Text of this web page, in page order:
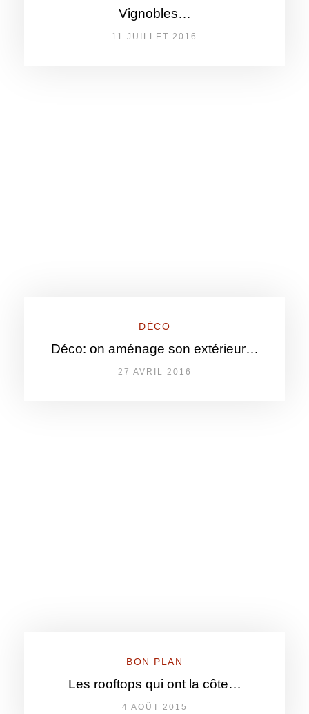
Vignobles…
11 JUILLET 2016
DÉCO
Déco: on aménage son extérieur…
27 AVRIL 2016
BON PLAN
Les rooftops qui ont la côte…
4 AOÛT 2015